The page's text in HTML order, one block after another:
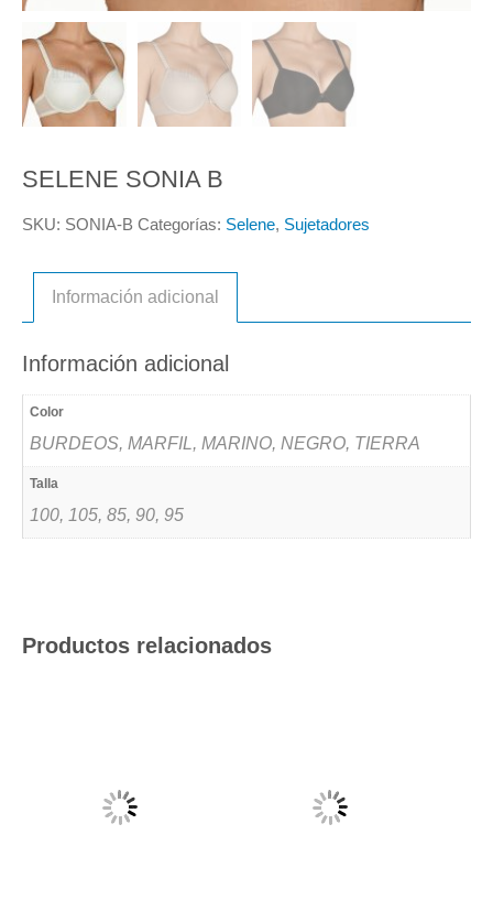
SELENE SONIA B
SKU: SONIA-B Categorías: Selene, Sujetadores
Información adicional
Información adicional
Color
BURDEOS, MARFIL, MARINO, NEGRO, TIERRA
Talla
100, 105, 85, 90, 95
Productos relacionados